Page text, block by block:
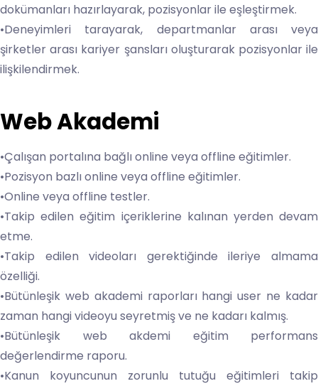
dokümanları hazırlayarak, pozisyonlar ile eşleştirmek.
•Deneyimleri tarayarak, departmanlar arası veya
şirketler arası kariyer şansları oluşturarak pozisyonlar ile
ilişkilendirmek.
Web Akademi
•Çalışan portalına bağlı online veya offline eğitimler.
•Pozisyon bazlı online veya offline eğitimler.
•Online veya offline testler.
•Takip edilen eğitim içeriklerine kalınan yerden devam
etme.
•Takip edilen videoları gerektiğinde ileriye almama
özelliği.
•Bütünleşik web akademi raporları hangi user ne kadar
zaman hangi videoyu seyretmiş ve ne kadarı kalmış.
•Bütünleşik web akdemi eğitim performans
değerlendirme raporu.
•Kanun koyuncunun zorunlu tutuğu eğitimleri takip